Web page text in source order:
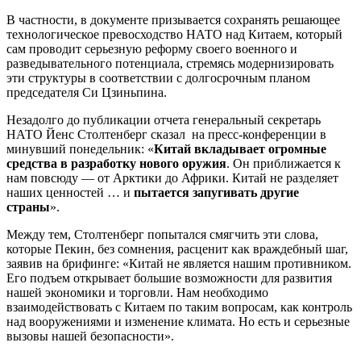
В частности, в документе призывается сохранять решающее
технологическое превосходство НАТО над Китаем, который
сам проводит серьезную реформу своего военного и
разведывательного потенциала, стремясь модернизировать
эти структуры в соответствии с долгосрочным планом
председателя Си Цзиньпина.
Незадолго до публикации отчета генеральный секретарь
НАТО Йенс Столтенберг сказал на пресс-конференции в
минувший понедельник: «Китай вкладывает огромные
средства в разработку нового оружия. Он приближается к
нам повсюду — от Арктики до Африки. Китай не разделяет
наших ценностей … и пытается запугивать другие
страны».
Между тем, Столтенберг попытался смягчить эти слова,
которые Пекин, без сомнения, расценит как враждебный шаг,
заявив на брифинге: «Китай не является нашим противником.
Его подъем открывает большие возможности для развития
нашей экономики и торговли. Нам необходимо
взаимодействовать с Китаем по таким вопросам, как контроль
над вооружениями и изменение климата. Но есть и серьезные
вызовы нашей безопасности».